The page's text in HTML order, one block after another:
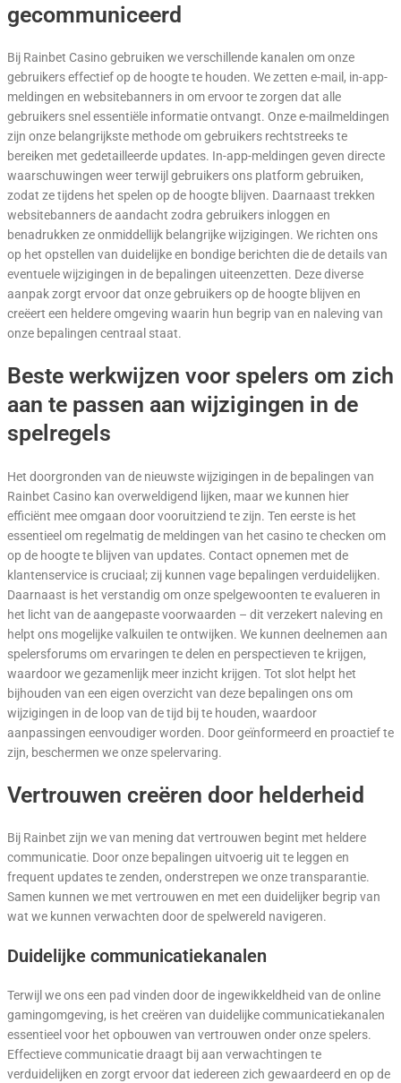
gecommuniceerd
Bij Rainbet Casino gebruiken we verschillende kanalen om onze
gebruikers effectief op de hoogte te houden. We zetten e-mail, in-app-
meldingen en websitebanners in om ervoor te zorgen dat alle
gebruikers snel essentiële informatie ontvangt. Onze e-mailmeldingen
zijn onze belangrijkste methode om gebruikers rechtstreeks te
bereiken met gedetailleerde updates. In-app-meldingen geven directe
waarschuwingen weer terwijl gebruikers ons platform gebruiken,
zodat ze tijdens het spelen op de hoogte blijven. Daarnaast trekken
websitebanners de aandacht zodra gebruikers inloggen en
benadrukken ze onmiddellijk belangrijke wijzigingen. We richten ons
op het opstellen van duidelijke en bondige berichten die de details van
eventuele wijzigingen in de bepalingen uiteenzetten. Deze diverse
aanpak zorgt ervoor dat onze gebruikers op de hoogte blijven en
creëert een heldere omgeving waarin hun begrip van en naleving van
onze bepalingen centraal staat.
Beste werkwijzen voor spelers om zich
aan te passen aan wijzigingen in de
spelregels
Het doorgronden van de nieuwste wijzigingen in de bepalingen van
Rainbet Casino kan overweldigend lijken, maar we kunnen hier
efficiënt mee omgaan door vooruitziend te zijn. Ten eerste is het
essentieel om regelmatig de meldingen van het casino te checken om
op de hoogte te blijven van updates. Contact opnemen met de
klantenservice is cruciaal; zij kunnen vage bepalingen verduidelijken.
Daarnaast is het verstandig om onze spelgewoonten te evalueren in
het licht van de aangepaste voorwaarden – dit verzekert naleving en
helpt ons mogelijke valkuilen te ontwijken. We kunnen deelnemen aan
spelersforums om ervaringen te delen en perspectieven te krijgen,
waardoor we gezamenlijk meer inzicht krijgen. Tot slot helpt het
bijhouden van een eigen overzicht van deze bepalingen ons om
wijzigingen in de loop van de tijd bij te houden, waardoor
aanpassingen eenvoudiger worden. Door geïnformeerd en proactief te
zijn, beschermen we onze spelervaring.
Vertrouwen creëren door helderheid
Bij Rainbet zijn we van mening dat vertrouwen begint met heldere
communicatie. Door onze bepalingen uitvoerig uit te leggen en
frequent updates te zenden, onderstrepen we onze transparantie.
Samen kunnen we met vertrouwen en met een duidelijker begrip van
wat we kunnen verwachten door de spelwereld navigeren.
Duidelijke communicatiekanalen
Terwijl we ons een pad vinden door de ingewikkeldheid van de online
gamingomgeving, is het creëren van duidelijke communicatiekanalen
essentieel voor het opbouwen van vertrouwen onder onze spelers.
Effectieve communicatie draagt bij aan verwachtingen te
verduidelijken en zorgt ervoor dat iedereen zich gewaardeerd en op de